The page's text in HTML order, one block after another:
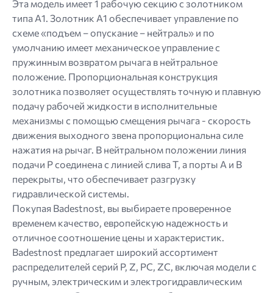
Эта модель имеет 1 рабочую секцию с золотником
типа A1. Золотник A1 обеспечивает управление по
схеме «подъем – опускание – нейтраль» и по
умолчанию имеет механическое управление с
пружинным возвратом рычага в нейтральное
положение. Пропорциональная конструкция
золотника позволяет осуществлять точную и плавную
подачу рабочей жидкости в исполнительные
механизмы с помощью смещения рычага - скорость
движения выходного звена пропорциональна силе
нажатия на рычаг. В нейтральном положении линия
подачи P соединена с линией слива T, а порты A и B
перекрыты, что обеспечивает разгрузку
гидравлической системы.
Покупая Badestnost, вы выбираете проверенное
временем качество, европейскую надежность и
отличное соотношение цены и характеристик.
Badestnost предлагает широкий ассортимент
распределителей серий P, Z, PC, ZC, включая модели с
ручным, электрическим и электрогидравлическим